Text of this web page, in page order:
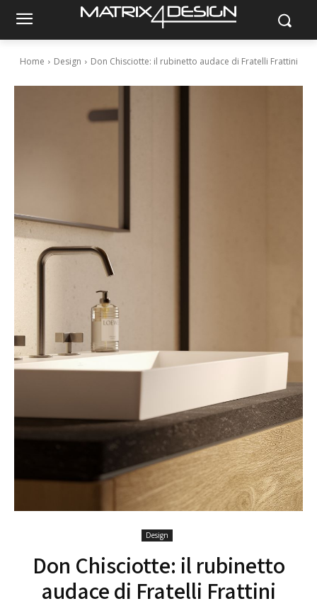
Home Design Don Chisciotte: il rubinetto audace di Fratelli Frattini
Design
Don Chisciotte: il rubinetto
audace di Fratelli Frattini